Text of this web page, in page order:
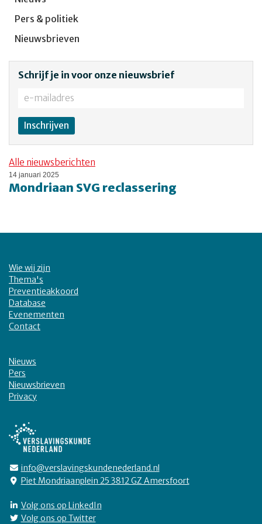
Pers & politiek
Nieuwsbrieven
Schrijf je in voor onze nieuwsbrief
Alle nieuwsberichten
14 januari 2025
Mondriaan SVG reclassering
Wie wij zijn
Thema's
Preventieakkoord
Database
Evenementen
Contact
Nieuws
Pers
Nieuwsbrieven
Privacy
info@verslavingskundenederland.nl
Piet Mondriaanplein 25 3812 GZ Amersfoort
Volg ons op LinkedIn
Volg ons op Twitter